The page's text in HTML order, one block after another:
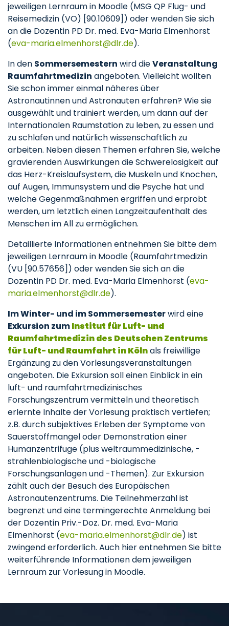
jeweiligen Lernraum in Moodle (MSG QP Flug- und
Reisemedizin (VO) [90.10609]) oder wenden Sie sich
an die Dozentin PD Dr. med. Eva-Maria Elmenhorst
(eva-maria.elmenhorst dlrde).
In den Sommersemestern wird dieVeranstaltung
Raumfahrtmedizin angeboten. Vielleicht wollten
Sie schon immer einmal näheres über
Astronautinnen und Astronauten erfahren? Wie sie
ausgewählt und trainiert werden, um dann auf der
Internationalen Raumstation zu leben, zu essen und
zu schlafen und natürlich wissenschaftlich zu
arbeiten. Neben diesen Themen erfahren Sie, welche
gravierenden Auswirkungen die Schwerelosigkeit auf
das Herz-Kreislaufsystem, die Muskeln und Knochen,
auf Augen, Immunsystem und die Psyche hat und
welche Gegenmaßnahmen ergriffen und erprobt
werden, um letztlich einen Langzeitaufenthalt des
Menschen im All zu ermöglichen.
Detaillierte Informationen entnehmen Sie bitte dem
jeweiligen Lernraum in Moodle (Raumfahrtmedizin
(VU [90.57656]) oder wenden Sie sich an die
Dozentin PD Dr. med. Eva-Maria Elmenhorst (eva-
maria.elmenhorst
dlrde).
Im Winter- und im Sommersemesterwird eine
Exkursion zumInstitut für Luft- und
Raumfahrtmedizin des Deutschen Zentrums
für Luft- und Raumfahrt in Kölnals freiwillige
Ergänzung zu den Vorlesungsveranstaltungen
angeboten. Die Exkursion soll einen Einblick in ein
luft- und raumfahrtmedizinisches
Forschungszentrum vermitteln und theoretisch
erlernte Inhalte der Vorlesung praktisch vertiefen;
z.B. durch subjektives Erleben der Symptome von
Sauerstoffmangel oder Demonstration einer
Humanzentrifuge (plus weltraummedizinische, -
strahlenbiologische und -biologische
Forschungsanlagen und -Themen). Zur Exkursion
zählt auch der Besuch des Europäischen
Astronautenzentrums. Die Teilnehmerzahl ist
begrenzt und eine termingerechte Anmeldung bei
der Dozentin Priv.-Doz. Dr. med. Eva-Maria
Elmenhorst (eva-maria.elmenhorst dlrde) ist
zwingend erforderlich. Auch hier entnehmen Sie bitte
weiterführende Informationen dem jeweiligen
Lernraum zur Vorlesung in Moodle.